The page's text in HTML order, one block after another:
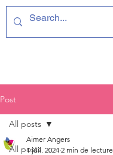
Post
All posts
All posts
Aimer Angers
1 juil. 2024 2 min de lecture